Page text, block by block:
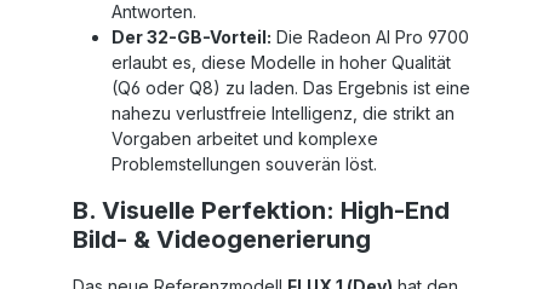
Antworten.
Der 32-GB-Vorteil: Die Radeon AI Pro 9700
erlaubt es, diese Modelle in hoher Qualität
(Q6 oder Q8) zu laden. Das Ergebnis ist eine
nahezu verlustfreie Intelligenz, die strikt an
Vorgaben arbeitet und komplexe
Problemstellungen souverän löst.
B. Visuelle Perfektion: High-End
Bild- & Videogenerierung